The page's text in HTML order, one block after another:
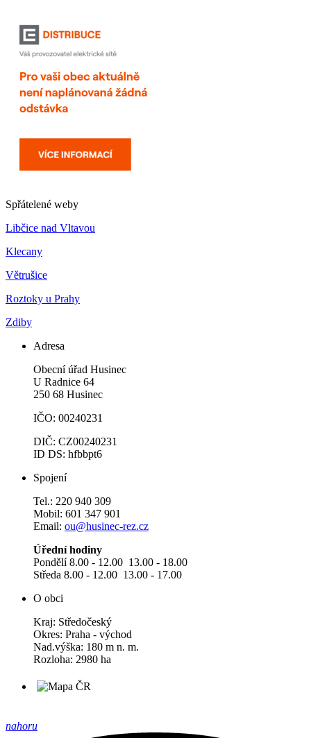
Spřátelené weby
Libčice nad Vltavou
Klecany
Větrušice
Roztoky u Prahy
Zdiby
Adresa
Obecní úřad Husinec
U Radnice 64
250 68 Husinec
IČO: 00240231
DIČ: CZ00240231
ID DS: hfbbpt6
Spojení
Tel.: 220 940 309
Mobil: 601 347 901
Email: ou@husinec-rez.cz
Úřední hodiny
Pondělí 8.00 - 12.00 13.00 - 18.00
Středa 8.00 - 12.00 13.00 - 17.00
O obci
Kraj: Středočeský
Okres: Praha - východ
Nad.výška: 180 m n. m.
Rozloha: 2980 ha
nahoru